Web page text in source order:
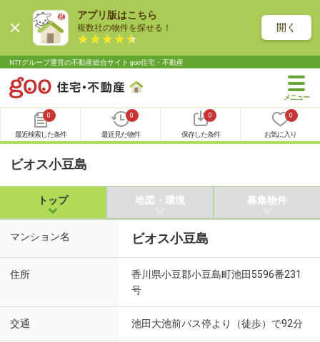
アプリ版はこちら
複数社の物件を探せる！ 開く
NTTグループ運営の不動産総合サイト goo住宅・不動産
0
最近検索した条件
0
最近見た物件
0
保存した条件
0
お気に入り
ビオス小豆島
トップ 地図・環境 募集物件
マンション名 ビオス小豆島
住所
香川県小豆郡小豆島町池田5596番231
号
交通 池田大池前バス停より（徒歩）で92分